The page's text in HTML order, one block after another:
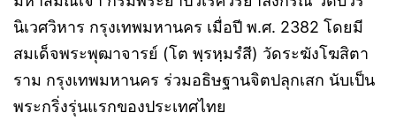
นิเวศวิหาร กรุงเทพมหานคร เมื่อปี พ.ศ. 2382 โดยมี
สมเด็จพระพุฒาจารย์ (โต พฺรหฺมรํสี) วัดระฆังโฆสิตา
ราม กรุงเทพมหานคร ร่วมอธิษฐานจิตปลุกเสก นับเป็น
พระกริ่งรุ่นแรกของประเทศไทย